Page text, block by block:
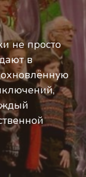
не просто
в